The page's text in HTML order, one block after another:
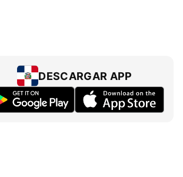
DESCARGAR APP